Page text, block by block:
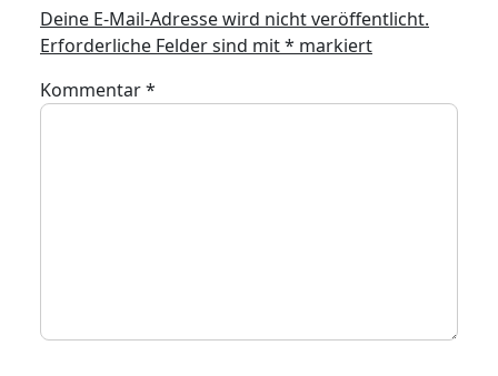
Deine E-Mail-Adresse wird nicht veröffentlicht.
Erforderliche Felder sind mit* markiert
Kommentar*